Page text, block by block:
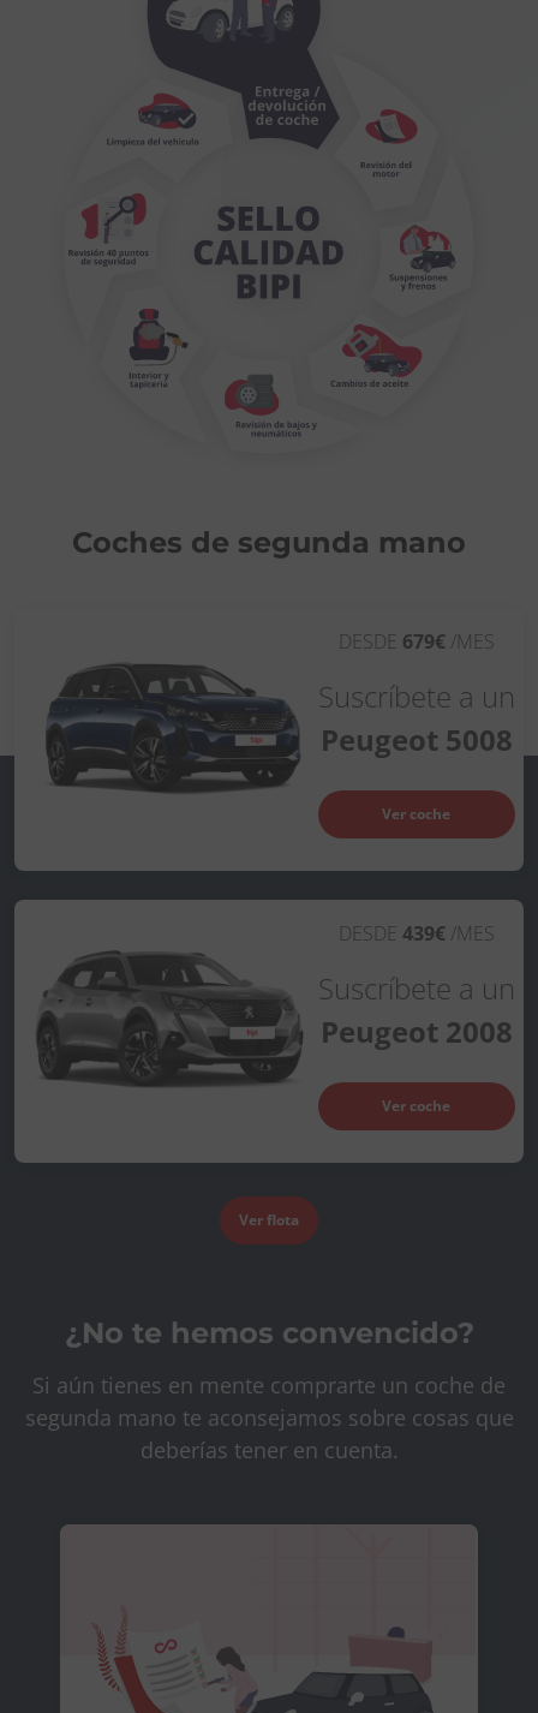
Coches de segunda mano
DESDE 679€/MES
Suscríbete a un
Peugeot 5008
Ver coche
DESDE 439€/MES
Suscríbete a un
Peugeot 2008
Ver coche
Ver flota
¿No te hemos convencido?
Si aún tienes en mente comprarte un coche de
segunda mano te aconsejamos sobre cosas que
deberías tener en cuenta.